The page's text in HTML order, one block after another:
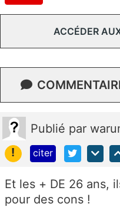
ACCÉDER
Publié par
!
citer
Et les + DE 26 ans,
pour des cons !